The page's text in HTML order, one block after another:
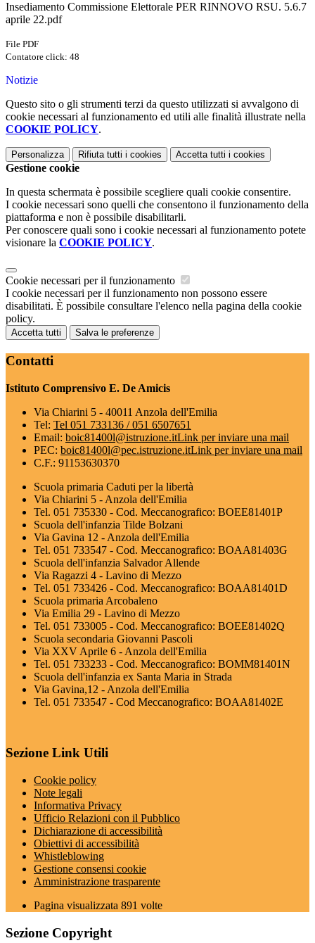
Insediamento Commissione Elettorale PER RINNOVO RSU. 5.6.7
aprile 22.pdf
File PDF
Contatore click: 48
Notizie
Questo sito o gli strumenti terzi da questo utilizzati si avvalgono di
cookie necessari al funzionamento ed utili alle finalità illustrate nella
COOKIE POLICY.
Personalizza Rifiuta tutti i cookies Accetta tutti i cookies
Gestione cookie
In questa schermata è possibile scegliere quali cookie consentire.
I cookie necessari sono quelli che consentono il funzionamento della
piattaforma e non è possibile disabilitarli.
Per conoscere quali sono i cookie necessari al funzionamento potete
visionare la COOKIE POLICY.
Cookie necessari per il funzionamento
I cookie necessari per il funzionamento non possono essere
disabilitati. È possibile consultare l'elenco nella pagina della cookie
policy.
Accetta tutti Salva le preferenze
Contatti
Istituto Comprensivo E. De Amicis
Via Chiarini 5 - 40011 Anzola dell'Emilia
Tel: Tel 051 733136 / 051 6507651
Email: boic81400l@istruzione.itLink per inviare una mail
PEC: boic81400l@pec.istruzione.itLink per inviare una mail
C.F.: 91153630370
Scuola primaria Caduti per la libertà
Via Chiarini 5 - Anzola dell'Emilia
Tel. 051 735330 - Cod. Meccanografico: BOEE81401P
Scuola dell'infanzia Tilde Bolzani
Via Gavina 12 - Anzola dell'Emilia
Tel. 051 733547 - Cod. Meccanografico: BOAA81403G
Scuola dell'infanzia Salvador Allende
Via Ragazzi 4 - Lavino di Mezzo
Tel. 051 733426 - Cod. Meccanografico: BOAA81401D
Scuola primaria Arcobaleno
Via Emilia 29 - Lavino di Mezzo
Tel. 051 733005 - Cod. Meccanografico: BOEE81402Q
Scuola secondaria Giovanni Pascoli
Via XXV Aprile 6 - Anzola dell'Emilia
Tel. 051 733233 - Cod. Meccanografico: BOMM81401N
Scuola dell'infanzia ex Santa Maria in Strada
Via Gavina,12 - Anzola dell'Emilia
Tel. 051 733547 - Cod Meccanografico: BOAA81402E
Sezione Link Utili
Cookie policy
Note legali
Informativa Privacy
Ufficio Relazioni con il Pubblico
Dichiarazione di accessibilità
Obiettivi di accessibilità
Whistleblowing
Gestione consensi cookie
Amministrazione trasparente
Pagina visualizzata 891 volte
Sezione Copyright